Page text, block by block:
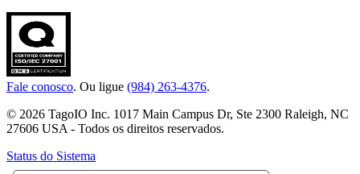
Fale conosco. Ou ligue (984) 263-4376.
© 2026 TagoIO Inc. 1017 Main Campus Dr, Ste 2300 Raleigh, NC
27606 USA - Todos os direitos reservados.
Status do Sistema